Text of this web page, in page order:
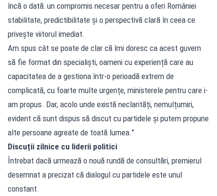
încă o dată: un compromis necesar pentru a oferi României
stabilitate, predictibilitate și o perspectivă clară în ceea ce
privește viitorul imediat.
Am spus cât se poate de clar că îmi doresc ca acest guvern
să fie format din specialiști, oameni cu experiență care au
capacitatea de a gestiona într-o perioadă extrem de
complicată, cu foarte multe urgențe, ministerele pentru care i-
am propus. Dar, acolo unde există neclarități, nemulțumiri,
evident că sunt dispus să discut cu partidele și putem propune
alte persoane agreate de toată lumea.”
Discuții zilnice cu liderii politici
Întrebat dacă urmează o nouă rundă de consultări, premierul
desemnat a precizat că dialogul cu partidele este unul
constant.